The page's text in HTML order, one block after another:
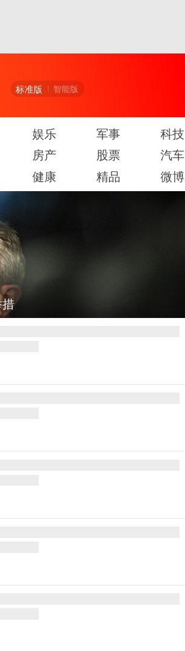
标准版 智能版
娱乐 军事 科技
房产 股票 汽车
健康 精品 微博